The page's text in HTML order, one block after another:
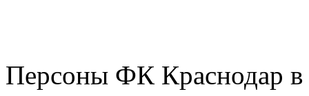
Персоны ФК Краснодар в